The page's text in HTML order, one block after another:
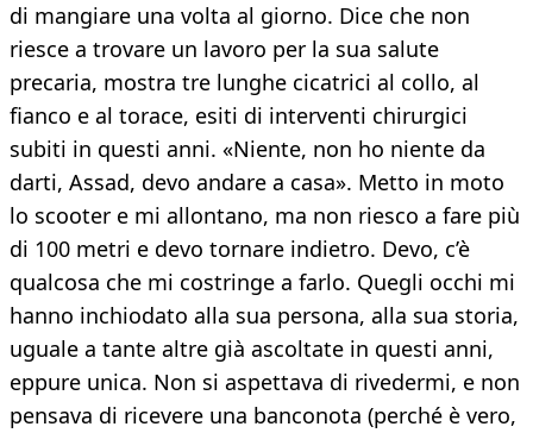
di mangiare una volta al giorno. Dice che non
riesce a trovare un lavoro per la sua salute
precaria, mostra tre lunghe cicatrici al collo, al
fianco e al torace, esiti di interventi chirurgici
subiti in questi anni. «Niente, non ho niente da
darti, Assad, devo andare a casa». Metto in moto
lo scooter e mi allontano, ma non riesco a fare più
di 100 metri e devo tornare indietro. Devo, c’è
qualcosa che mi costringe a farlo. Quegli occhi mi
hanno inchiodato alla sua persona, alla sua storia,
uguale a tante altre già ascoltate in questi anni,
eppure unica. Non si aspettava di rivedermi, e non
pensava di ricevere una banconota (perché è vero,